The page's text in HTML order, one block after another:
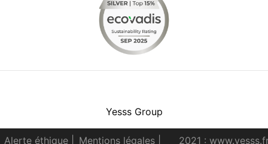
Yesss Group
Alerte éthique Mentions légales 2021 :